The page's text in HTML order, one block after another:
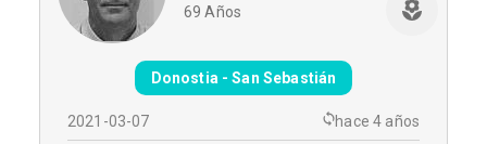
69 Años
Donostia - San Sebastián
2021-03-07 hace 4 años